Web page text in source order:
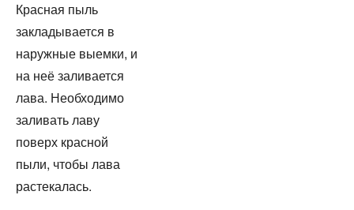
Красная пыль
закладывается в
наружные выемки, и
на неё заливается
лава. Необходимо
заливать лаву
поверх красной
пыли, чтобы лава
растекалась.